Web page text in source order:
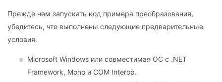
Прежде чем запускать код примера преобразования,
убедитесь, что выполнены следующие предварительные
условия.
Microsoft Windows или совместимая ОС с .NET
Framework, Mono и COM Interop.